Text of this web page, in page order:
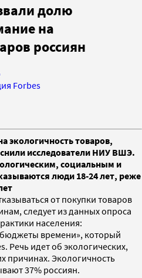
долю
на
россиян
Forbes
экологичность товаров,
исследователи НИУ ВШЭ.
социальным и
люди 18-24 лет, реже
от покупки товаров
следует из данных опроса
населения:
времени», который
Речь идет об экологических,
причинах. Экологичность
37% россиян.